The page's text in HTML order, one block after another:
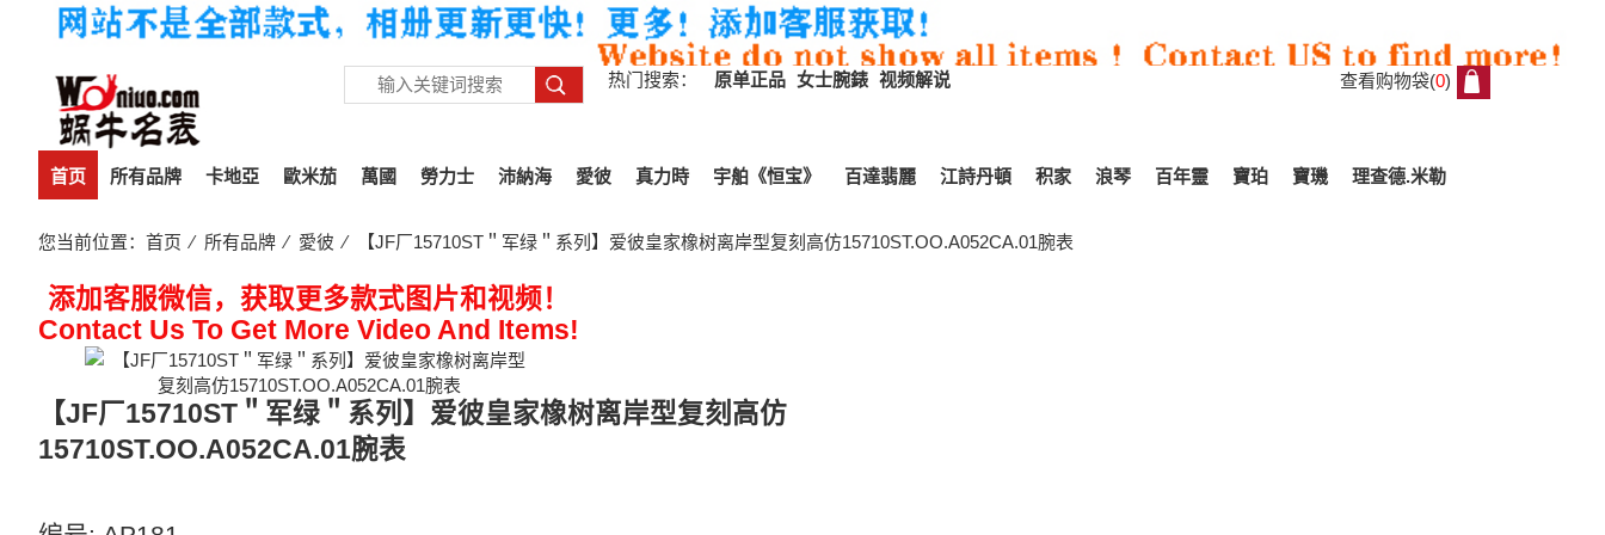
热门搜索： 原单正品 女士腕錶 视频解说 查看购物袋(0)
首页 所有品牌 卡地亞 歐米茄 萬國 勞力士 沛納海 愛彼 真力時 宇舶《恒宝》 百達翡麗 江詩丹頓 积家 浪琴 百年靈 寶珀 寶璣 理查德.米勒
您当前位置： 首页 ⁄ 所有品牌 ⁄ 愛彼 ⁄ 【JF厂15710ST＂军绿＂系列】爱彼皇家橡树离岸型复刻高仿15710ST.OO.A052CA.01腕表
添加客服微信，获取更多款式图片和视频！
Contact Us To Get More Video And Items!
【JF厂15710ST＂军绿＂系列】爱彼皇家橡树离岸型复刻高仿
15710ST.OO.A052CA.01腕表